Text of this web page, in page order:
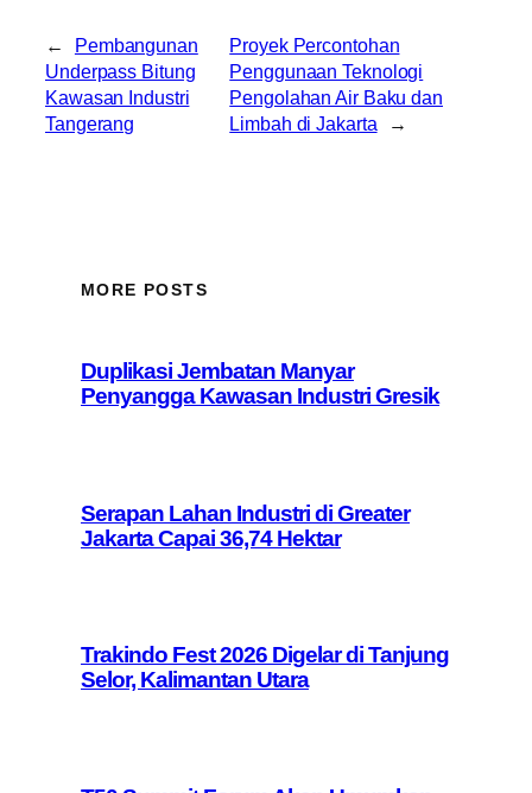
←
Pembangunan
Underpass Bitung
Kawasan Industri
Tangerang
Proyek Percontohan
Penggunaan Teknologi
Pengolahan Air Baku dan
Limbah di Jakarta
→
MORE POSTS
Duplikasi Jembatan Manyar
Penyangga Kawasan Industri Gresik
Serapan Lahan Industri di Greater
Jakarta Capai 36,74 Hektar
Trakindo Fest 2026 Digelar di Tanjung
Selor, Kalimantan Utara